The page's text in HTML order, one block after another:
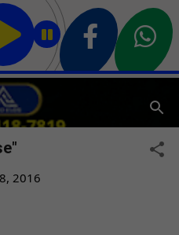
principal
2016